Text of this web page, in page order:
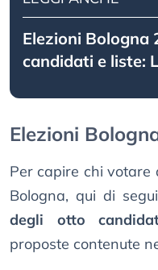
Elezioni
candidati e liste:
Elezioni
Per capire chi votare
Bologna, qui di
degli otto
proposte contenute